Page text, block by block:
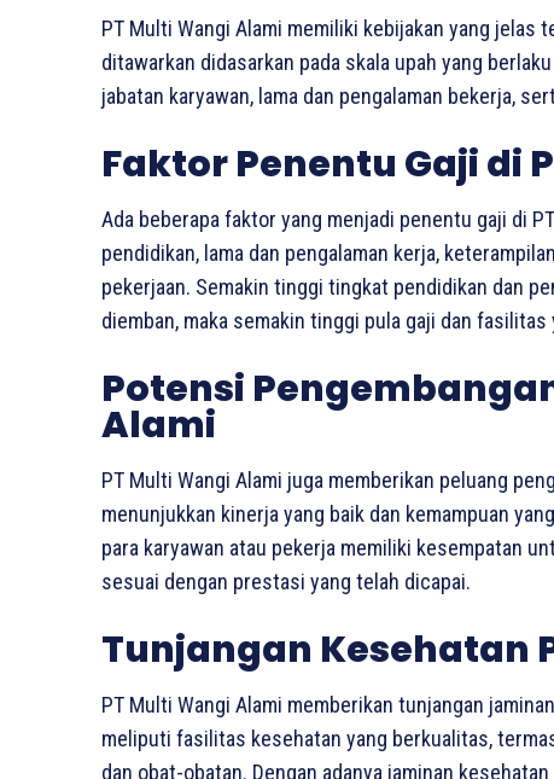
PT Multi Wangi Alami memiliki kebijakan yang jelas
ditawarkan didasarkan pada skala upah yang
jabatan karyawan, lama dan pengalaman bekerja,
Faktor Penentu Gaji di
Ada beberapa faktor yang menjadi penentu gaji di
pendidikan, lama dan pengalaman kerja,
pekerjaan. Semakin tinggi tingkat pendidikan dan
diemban, maka semakin tinggi pula gaji dan fasilitas
Potensi
Alami
PT Multi Wangi Alami juga memberikan peluang
menunjukkan kinerja yang baik dan kemampuan
para karyawan atau pekerja memiliki kesempatan
sesuai dengan prestasi yang telah dicapai.
Tunjangan Kesehatan
PT Multi Wangi Alami memberikan tunjangan
meliputi fasilitas kesehatan yang berkualitas,
dan obat-obatan. Dengan adanya jaminan